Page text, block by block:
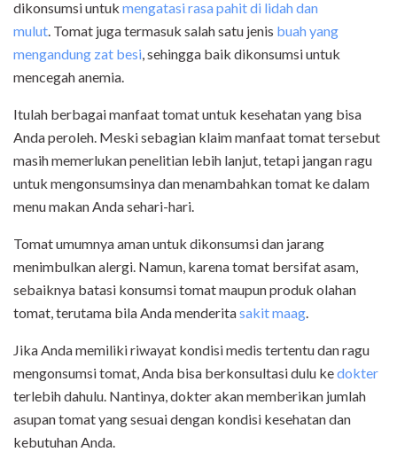
dikonsumsi untuk mengatasi rasa pahit di lidah dan
mulut. Tomat juga termasuk salah satu jenis buah yang
mengandung zat besi, sehingga baik dikonsumsi untuk
mencegah anemia.
Itulah berbagai manfaat tomat untuk kesehatan yang bisa
Anda peroleh. Meski sebagian klaim manfaat tomat tersebut
masih memerlukan penelitian lebih lanjut, tetapi jangan ragu
untuk mengonsumsinya dan menambahkan tomat ke dalam
menu makan Anda sehari-hari.
Tomat umumnya aman untuk dikonsumsi dan jarang
menimbulkan alergi. Namun, karena tomat bersifat asam,
sebaiknya batasi konsumsi tomat maupun produk olahan
tomat, terutama bila Anda menderitasakit maag.
Jika Anda memiliki riwayat kondisi medis tertentu dan ragu
mengonsumsi tomat, Anda bisa berkonsultasi dulu kedokter
terlebih dahulu. Nantinya, dokter akan memberikan jumlah
asupan tomat yang sesuai dengan kondisi kesehatan dan
kebutuhan Anda.